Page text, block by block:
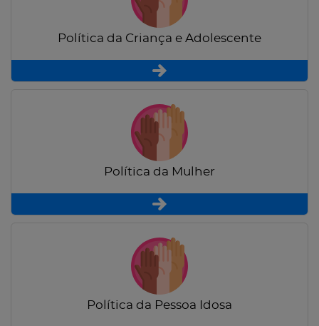
Política da Criança e Adolescente
Política da Mulher
Política da Pessoa Idosa